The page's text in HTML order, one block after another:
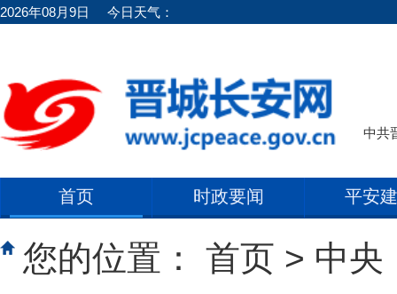
2026年08月9日 今日天气：
中共
首页 时政要闻 平安
您的位置： 首页 > 中央